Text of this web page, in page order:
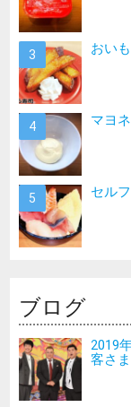
おい
マヨ
セル
ブログ
2019
客さ